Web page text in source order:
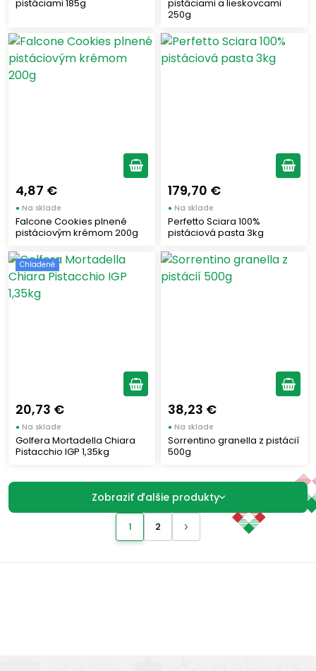
pistáciami 185g
pistáciami a lieskovcami
250g
4,87 €
● Na sklade
Falcone Cookies plnené
pistáciovým krémom 200g
179,70 €
● Na sklade
Perfetto Sciara 100%
pistáciová pasta 3kg
Chladené
20,73 €
● Na sklade
Golfera Mortadella Chiara
Pistacchio IGP 1,35kg
38,23 €
● Na sklade
Sorrentino granella z pistácií
500g
Zobraziť ďalšie produkty
1 2